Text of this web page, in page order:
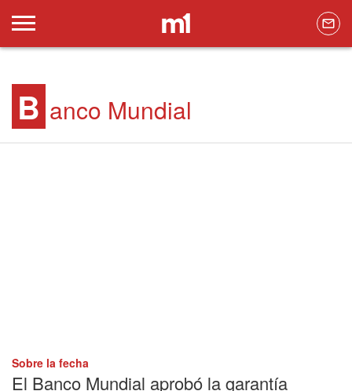
B anco Mundial
Sobre la fecha
El Banco Mundial aprobó la garantía